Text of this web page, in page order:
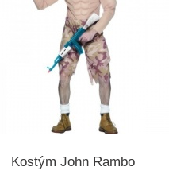
Kostým John Rambo